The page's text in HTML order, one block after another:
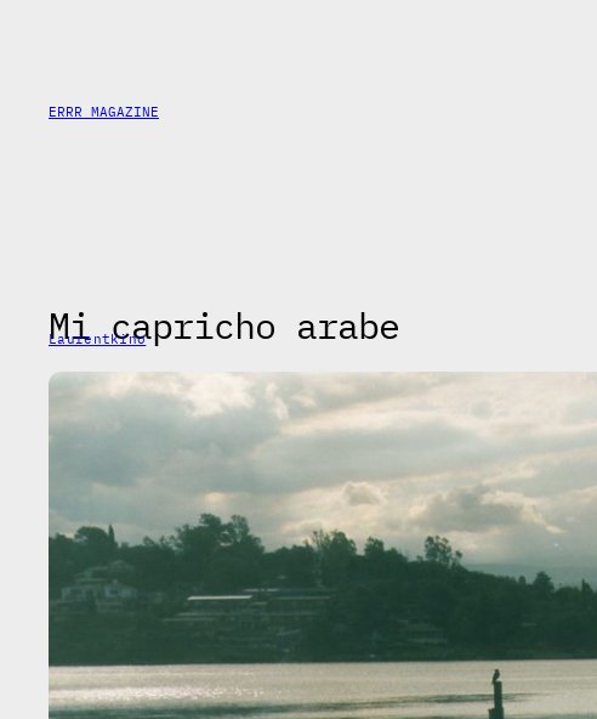
ERRR MAGAZINE
Mi capricho arabe
Laurentkino